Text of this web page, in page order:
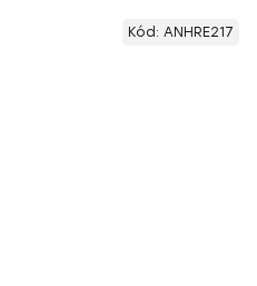
Kód: ANHRE217